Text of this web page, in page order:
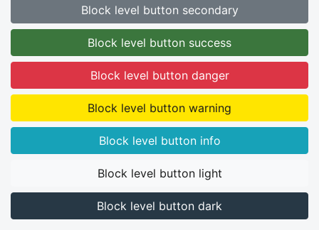
Block level button secondary
Block level button success
Block level button danger
Block level button warning
Block level button info
Block level button light
Block level button dark